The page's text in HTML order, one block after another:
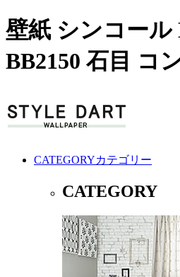
壁紙 シンコール
BB2150 石目 コ
CATEGORYカテゴリー
CATEGORY